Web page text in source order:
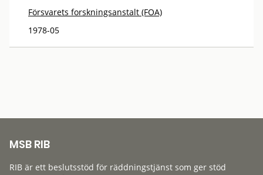
Försvarets forskningsanstalt (FOA)
1978-05
MSB RIB
RIB är ett beslutsstöd för räddningstjänst som ger stöd